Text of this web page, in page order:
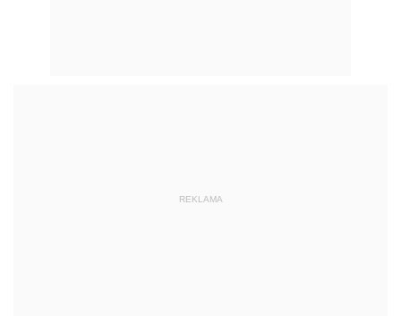
REKLAMA